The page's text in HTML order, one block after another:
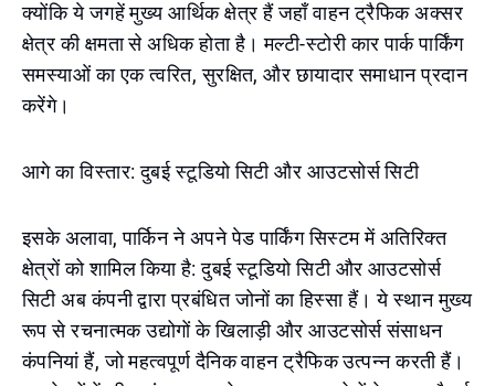
क्योंकि ये जगहें मुख्य आर्थिक क्षेत्र हैं जहाँ वाहन ट्रैफिक अक्सर
क्षेत्र की क्षमता से अधिक होता है। मल्टी-स्टोरी कार पार्क पार्किंग
समस्याओं का एक त्वरित, सुरक्षित, और छायादार समाधान प्रदान
करेंगे।
आगे का विस्तार: दुबई स्टूडियो सिटी और आउटसोर्स सिटी
इसके अलावा, पार्किन ने अपने पेड पार्किंग सिस्टम में अतिरिक्त
क्षेत्रों को शामिल किया है: दुबई स्टूडियो सिटी और आउटसोर्स
सिटी अब कंपनी द्वारा प्रबंधित जोनों का हिस्सा हैं। ये स्थान मुख्य
रूप से रचनात्मक उद्योगों के खिलाड़ी और आउटसोर्स संसाधन
कंपनियां हैं, जो महत्वपूर्ण दैनिक वाहन ट्रैफिक उत्पन्न करती हैं।